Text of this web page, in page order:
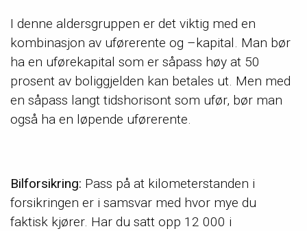
I denne aldersgruppen er det viktig med en
kombinasjon av uførerente og –kapital. Man bør
ha en uførekapital som er såpass høy at 50
prosent av boliggjelden kan betales ut. Men med
en såpass langt tidshorisont som ufør, bør man
også ha en løpende uførerente.
Bilforsikring: Pass på at kilometerstanden i
forsikringen er i samsvar med hvor mye du
faktisk kjører. Har du satt opp 12 000 i